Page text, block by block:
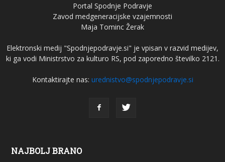
Portal Spodnje Podravje
Zavod medgeneracijske vzajemnosti
Maja Tominc Žerak
Elektronski medij "Spodnjepodravje.si" je vpisan v razvid medijev,
ki ga vodi Ministrstvo za kulturo RS, pod zaporedno številko 2121.
Kontaktirajte nas: urednistvo@spodnjepodravje.si
NAJBOLJ BRANO